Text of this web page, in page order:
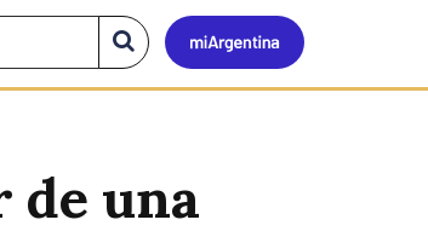
Mi
Buscar
en
el
de una